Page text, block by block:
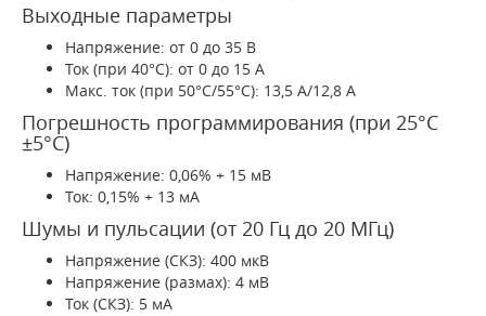
Выходные параметры
Напряжение: от 0 до 35 В
Ток (при 40°C): от 0 до 15 А
Макс. ток (при 50°C/55°C): 13,5 А/12,8 А
Погрешность программирования (при 25°С
±5°C)
Напряжение: 0,06% + 15 мВ
Ток: 0,15% + 13 мА
Шумы и пульсации (от 20 Гц до 20 МГц)
Напряжение (СКЗ): 400 мкВ
Напряжение (размах): 4 мВ
Ток (СКЗ): 5 мА